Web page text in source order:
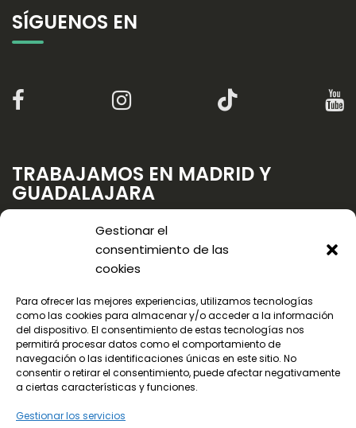
Gestionar el
consentimiento de las
cookies
Para ofrecer las mejores experiencias, utilizamos tecnologías
como las cookies para almacenar y/o acceder a la información
del dispositivo. El consentimiento de estas tecnologías nos
permitirá procesar datos como el comportamiento de
navegación o las identificaciones únicas en este sitio. No
consentir o retirar el consentimiento, puede afectar negativamente
a ciertas características y funciones.
Gestionar los servicios
SÍGUENOS EN
TRABAJAMOS EN MADRID Y
GUADALAJARA